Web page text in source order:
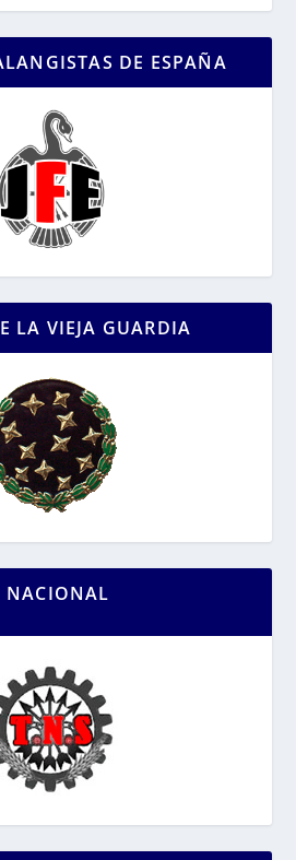
DE ESPAÑA
LA VIEJA GUARDIA
NACIONAL